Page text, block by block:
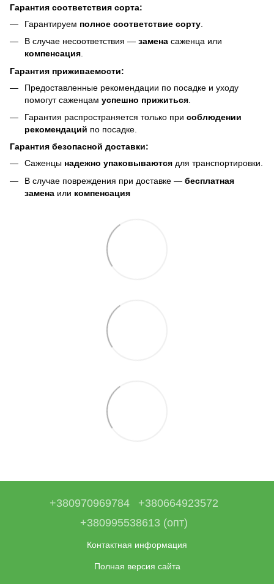
Гарантия соответствия сорта:
Гарантируем полное соответствие сорту
В случае несоответствия — замена саженца или
компенсация.
Гарантия приживаемости:
Предоставленные рекомендации по посадке и уходу
помогут саженцам успешно прижиться
Гарантия распространяется только при соблюдении
рекомендаций по посадке.
Гарантия безопасной доставки:
Саженцы надежно упаковываются для транспортировки.
В случае повреждения при доставке — бесплатная
замена или компенсация
+380970969784
+380664923572
+380995538613 (опт)
Контактная информация
Полная версия сайта